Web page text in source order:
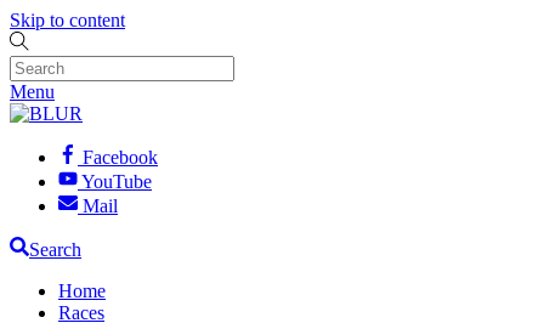
Skip to content
Menu
Facebook
YouTube
Mail
Search
Home
Races